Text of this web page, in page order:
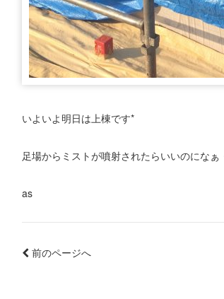
いよいよ明日は上棟です*
足場からミストが噴射されたらいいのになぁ
as
前のページへ